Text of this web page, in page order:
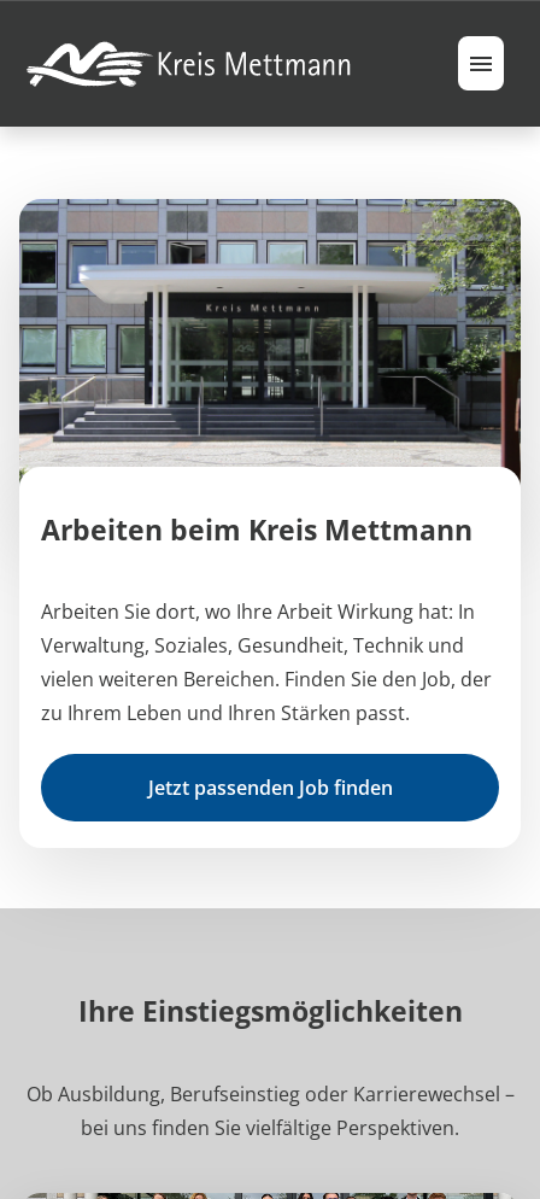
Berufsfelder
Ausbildung & Studium
Ihre Vorteile
FAQ
Arbeiten beim Kreis Mettmann
Arbeiten Sie dort, wo Ihre Arbeit Wirkung hat: In
Verwaltung, Soziales, Gesundheit, Technik und
vielen weiteren Bereichen. Finden Sie den Job, der
zu Ihrem Leben und Ihren Stärken passt.
Jetzt passenden Job finden
Ihre Einstiegsmöglichkeiten
Ob Ausbildung, Berufseinstieg oder Karrierewechsel –
bei uns finden Sie vielfältige Perspektiven.